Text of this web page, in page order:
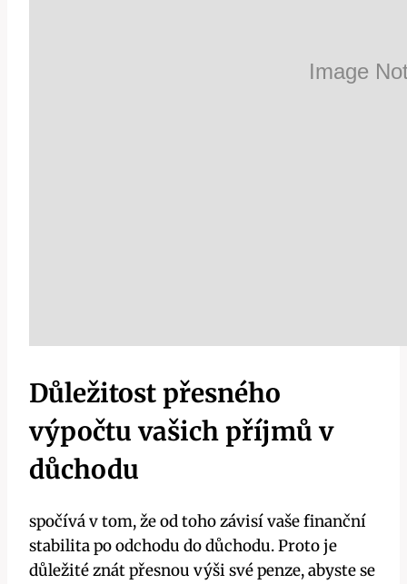
Důležitost přesného
výpočtu vašich příjmů v
důchodu
spočívá v tom, že od toho závisí vaše finanční
stabilita po odchodu do důchodu. Proto je
důležité znát přesnou výši své penze, abyste se